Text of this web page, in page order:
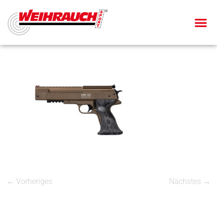
← Vorheriges Nächstes →